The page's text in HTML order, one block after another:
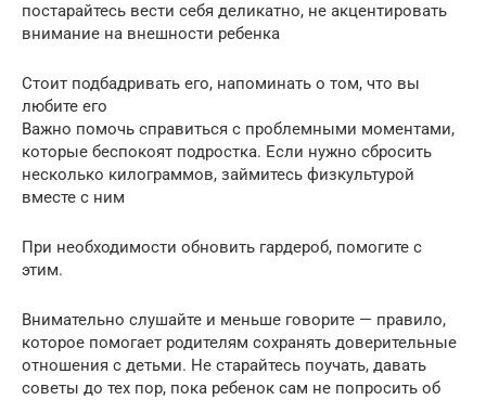
постарайтесь вести себя деликатно, не акцентировать
внимание на внешности ребенка
Стоит подбадривать его, напоминать о том, что вы
любите его
Важно помочь справиться с проблемными моментами,
которые беспокоят подростка. Если нужно сбросить
несколько килограммов, займитесь физкультурой
вместе с ним
При необходимости обновить гардероб, помогите с
этим.
Внимательно слушайте и меньше говорите — правило,
которое помогает родителям сохранять доверительные
отношения с детьми. Не старайтесь поучать, давать
советы до тех пор, пока ребенок сам не попросить об